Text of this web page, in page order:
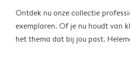
Ontdek nu onze collectie
exemplaren. Of je nu houdt van
het thema dat bij jou past.